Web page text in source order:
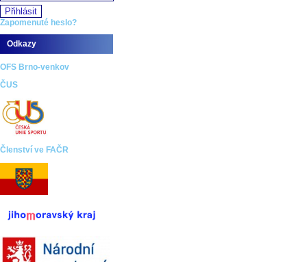
Zapomenuté heslo?
Odkazy
OFS Brno-venkov
ČUS
Členství ve FAČR